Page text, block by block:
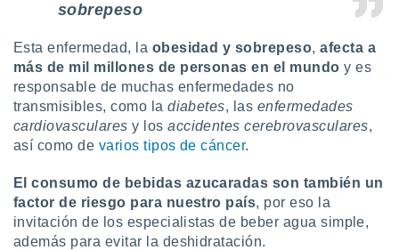
ni para
o
aunque
no
Puedes
acceder a
web a
abono
sobrepeso
Esta enfermedad, la obesidad y sobrepeso,afecta a
más de mil millones de personas en el mundo y es
responsable de muchas enfermedades no
transmisibles, como ladiabetes, las enfermedades
cardiovasculares y losaccidentes cerebrovasculares,
así como de varios tipos de cáncer.
El consumo de bebidas azucaradas son también un
factor de riesgo para nuestro país, por eso la
invitación de los especialistas de beber agua simple,
además para evitar la deshidratación.